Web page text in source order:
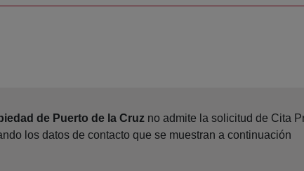
de Puerto de la Cruz no admite la solicitud de Cita
los datos de contacto que se muestran a continuación